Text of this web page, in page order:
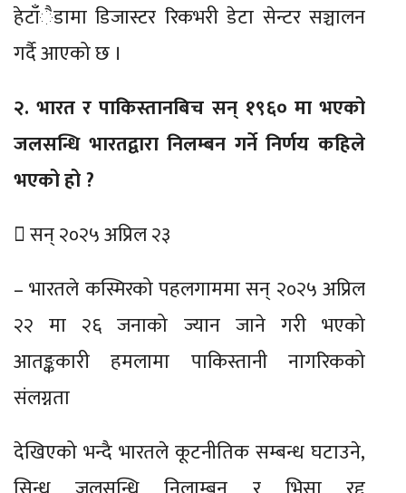
हेटाँैडामा डिजास्टर रिकभरी डेटा सेन्टर सञ्चालन
गर्दै आएको छ ।
२. भारत र पाकिस्तानबिच सन् १९६० मा भएको
जलसन्धि भारतद्वारा निलम्बन गर्ने निर्णय कहिले
भएको हो ?
 सन् २०२५ अप्रिल २३
– भारतले कस्मिरको पहलगाममा सन् २०२५ अप्रिल
२२ मा २६ जनाको ज्यान जाने गरी भएको
आतङ्ककारी हमलामा पाकिस्तानी नागरिकको
संलग्नता
देखिएको भन्दै भारतले कूटनीतिक सम्बन्ध घटाउने,